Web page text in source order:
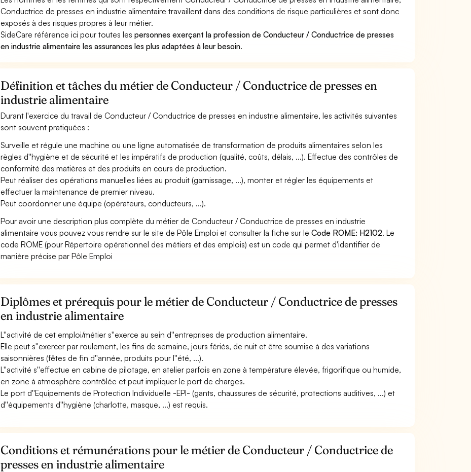
Conductrice de presses en industrie alimentaire travaillent dans des conditions de risque particulières et sont donc
exposés à des risques propres à leur métier.
SideCare référence ici pour toutes lespersonnes exerçant la profession de Conducteur / Conductrice de presses
en industrie alimentaire les assurances les plus adaptées à leur besoin.
Définition et tâches du métier de Conducteur / Conductrice de presses en
industrie alimentaire
Durant l'exercice du travail de Conducteur / Conductrice de presses en industrie alimentaire, les activités suivantes
sont souvent pratiquées :
Surveille et régule une machine ou une ligne automatisée de transformation de produits alimentaires selon les
règles d''hygiène et de sécurité et les impératifs de production (qualité, coûts, délais, ...). Effectue des contrôles de
conformité des matières et des produits en cours de production.
Peut réaliser des opérations manuelles liées au produit (garnissage, ...), monter et régler les équipements et
effectuer la maintenance de premier niveau.
Peut coordonner une équipe (opérateurs, conducteurs, ...).
Pour avoir une description plus complète du métier de Conducteur / Conductrice de presses en industrie
alimentaire vous pouvez vous rendre sur le site de Pôle Emploi et consulter la fiche sur leCode ROME: H2102. Le
code ROME (pour Répertoire opérationnel des métiers et des emplois) est un code qui permet d'identifier de
manière précise par Pôle Emploi
Diplômes et prérequis pour le métier de Conducteur / Conductrice de presses
en industrie alimentaire
L''activité de cet emploi/métier s''exerce au sein d''entreprises de production alimentaire.
Elle peut s''exercer par roulement, les fins de semaine, jours fériés, de nuit et être soumise à des variations
saisonnières (fêtes de fin d''année, produits pour l''été, ...).
L''activité s''effectue en cabine de pilotage, en atelier parfois en zone à température élevée, frigorifique ou humide,
en zone à atmosphère contrôlée et peut impliquer le port de charges.
Le port d''Equipements de Protection Individuelle -EPI- (gants, chaussures de sécurité, protections auditives, ...) et
d''équipements d''hygiène (charlotte, masque, ...) est requis.
Conditions et rémunérations pour le métier de Conducteur / Conductrice de
presses en industrie alimentaire